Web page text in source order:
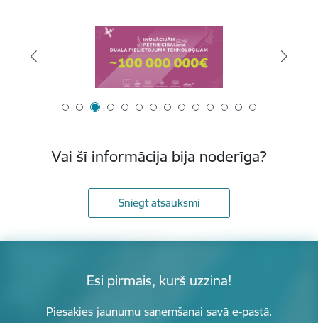
Vai šī informācija bija noderīga?
Sniegt atsauksmi
Esi pirmais, kurš uzzina!
Piesakies jaunumu saņemšanai savā e-pastā.